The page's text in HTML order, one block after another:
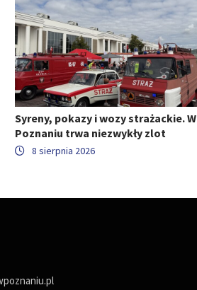
Syreny, pokazy i wozy strażackie. W
Poznaniu trwa niezwykły zlot
8 sierpnia 2026